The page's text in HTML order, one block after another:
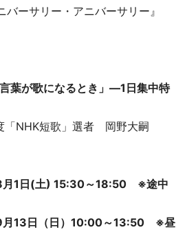
ーサリー・アニバーサリー』
葉が歌になるとき」―1日集中特
「NHK短歌」選者 岡野大嗣
1日(土) 15:30～18:50 ※途中
13日（日）10:00～13:50
※昼